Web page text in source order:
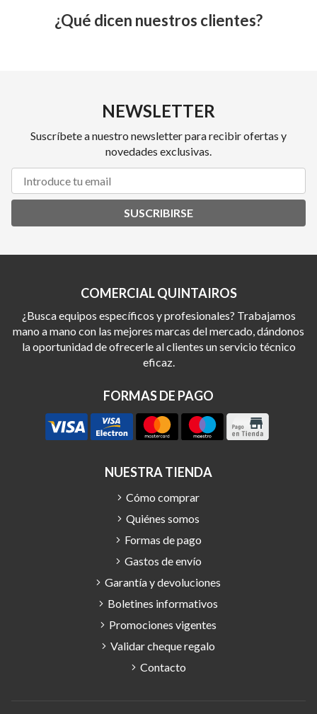
¿Qué dicen nuestros clientes?
NEWSLETTER
Suscríbete a nuestro newsletter para recibir ofertas y
novedades exclusivas.
SUSCRIBIRSE
COMERCIAL QUINTAIROS
¿Busca equipos específicos y profesionales? Trabajamos
mano a mano con las mejores marcas del mercado, dándonos
la oportunidad de ofrecerle al clientes un servicio técnico
eficaz.
FORMAS DE PAGO
NUESTRA TIENDA
Cómo comprar
Quiénes somos
Formas de pago
Gastos de envío
Garantía y devoluciones
Boletines informativos
Promociones vigentes
Validar cheque regalo
Contacto